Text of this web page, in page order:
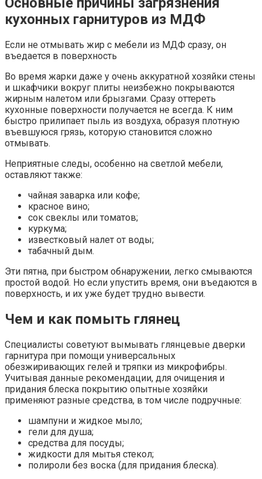
кухонных гарнитуров из МДФ
Если не отмывать жир с мебели из МДФ сразу, он
въедается в поверхность
Во время жарки даже у очень аккуратной хозяйки стены
и шкафчики вокруг плиты неизбежно покрываются
жирным налетом или брызгами. Сразу оттереть
кухонные поверхности получается не всегда. К ним
быстро прилипает пыль из воздуха, образуя плотную
въевшуюся грязь, которую становится сложно
отмывать.
Неприятные следы, особенно на светлой мебели,
оставляют также:
чайная заварка или кофе;
красное вино;
сок свеклы или томатов;
куркума;
известковый налет от воды;
табачный дым.
Эти пятна, при быстром обнаружении, легко смываются
простой водой. Но если упустить время, они въедаются в
поверхность, и их уже будет трудно вывести.
Чем и как помыть глянец
Специалисты советуют вымывать глянцевые дверки
гарнитура при помощи универсальных
обезжиривающих гелей и тряпки из микрофибры.
Учитывая данные рекомендации, для очищения и
придания блеска покрытию опытные хозяйки
применяют разные средства, в том числе подручные:
шампуни и жидкое мыло;
гели для душа;
средства для посуды;
жидкости для мытья стекол;
полироли без воска (для придания блеска).